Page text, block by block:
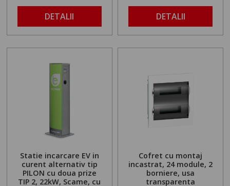
DETALII DETALII
Statie incarcare EV in
curent alternativ tip
PILON cu doua prize
TIP 2, 22kW, Scame, cu
Cofret cu montaj
incastrat, 24 module, 2
borniere, usa
transparenta